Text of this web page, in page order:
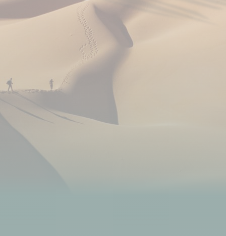
voyage. C'est votre geste d'appréciation par rapport
à la prestation reçue.